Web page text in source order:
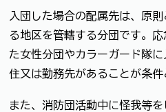
入団した場合の配属先は、原
る地区を管轄する分団です。
た女性分団やカラーガード隊
住又は勤務先があることが条件
また、消防団活動中に怪我等